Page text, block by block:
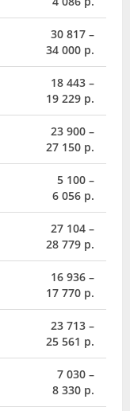
30 817 –
34 000 р.
18 443 –
19 229 р.
23 900 –
27 150 р.
5 100 –
6 056 р.
27 104 –
28 779 р.
16 936 –
17 770 р.
23 713 –
25 561 р.
7 030 –
8 330 р.